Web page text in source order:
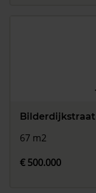
67 m2
€ 500.000